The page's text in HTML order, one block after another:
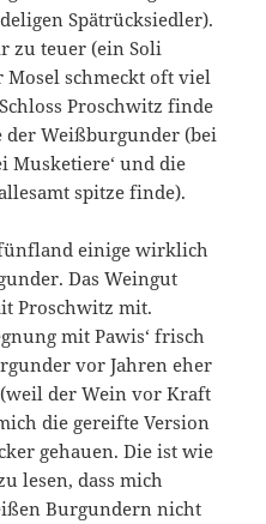
Spätrücksiedler).
zu teuer (ein Soli
schmeckt oft viel
Proschwitz finde
der Weißburgunder (bei
Musketiere‘ und die
spitze finde).
einige wirklich
Das Weingut
Proschwitz mit.
mit Pawis‘ frisch
vor Jahren eher
der Wein vor Kraft
die gereifte Version
gehauen. Die ist wie
lesen, dass mich
Burgundern nicht